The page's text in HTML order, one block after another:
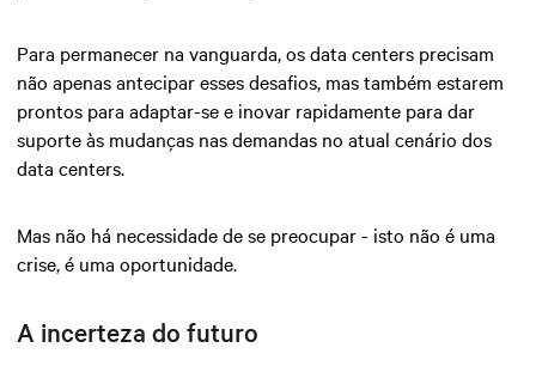
Para permanecer na vanguarda, os data centers precisam
não apenas antecipar esses desafios, mas também estarem
prontos para adaptar-se e inovar rapidamente para dar
suporte às mudanças nas demandas no atual cenário dos
data centers.
Mas não há necessidade de se preocupar - isto não é uma
crise, é uma oportunidade.
A incerteza do futuro